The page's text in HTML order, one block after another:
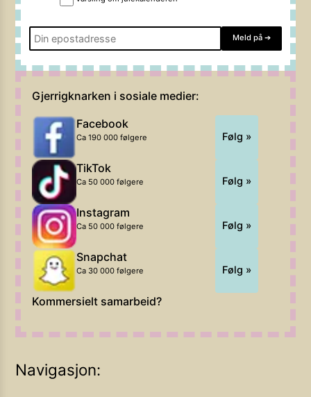
Meld på ➔
Gjerrigknarken i sosiale medier:
Facebook
Ca 190 000 følgere Følg »
TikTok
Ca 50 000 følgere Følg »
Instagram
Ca 50 000 følgere Følg »
Snapchat
Ca 30 000 følgere Følg »
Kommersielt samarbeid?
Navigasjon: